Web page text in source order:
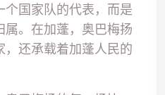
国家队的代表，而是
。在加蓬，奥巴梅扬
还承载着加蓬人民的